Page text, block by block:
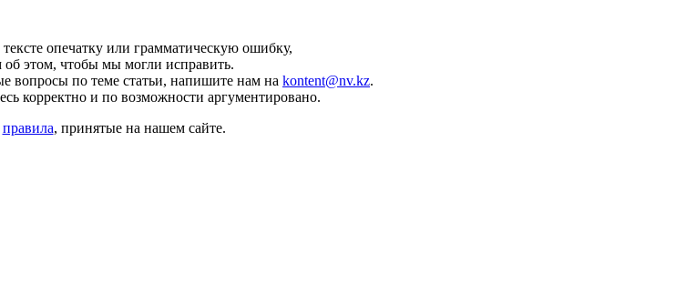
опечатку или грамматическую ошибку,
этом, чтобы мы могли исправить.
вопросы по теме статьи, напишите нам на kontent@nv.kz.
корректно и по возможности аргументировано.
правила, принятые на нашем сайте.